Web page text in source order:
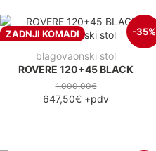
ZADNJI KOMADI -35%
blagovaonski stol
ROVERE 120+45 BLACK
1.000,00€
647,50€ +pdv